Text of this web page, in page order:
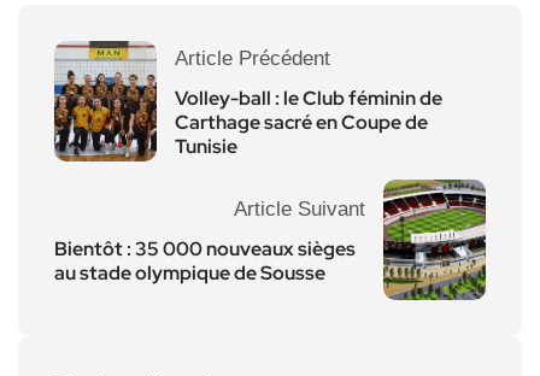
Article Précédent
Volley-ball : le Club féminin de
Carthage sacré en Coupe de
Tunisie
Article Suivant
Bientôt : 35 000 nouveaux sièges
au stade olympique de Sousse